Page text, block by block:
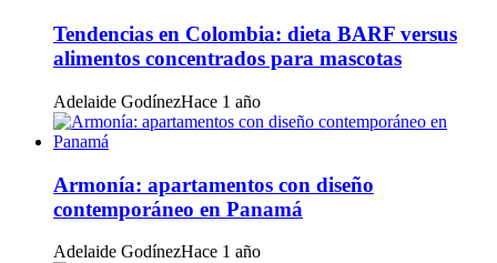
Tendencias en Colombia: dieta BARF versus
alimentos concentrados para mascotas
Adelaide GodínezHace 1 año
Armonía: apartamentos con diseño
contemporáneo en Panamá
Adelaide GodínezHace 1 año